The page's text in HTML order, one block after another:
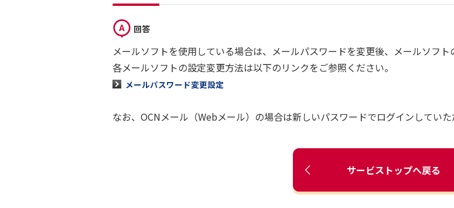
回答
メールソフトを使用している場合は、メールパスワードを変更後、メールソフト
各メールソフトの設定変更方法は以下のリンクをご参照ください。
メールパスワード変更設定
なお、OCNメール（Webメール）の場合は新しいパスワードでログインしていた
サービストップへ戻る